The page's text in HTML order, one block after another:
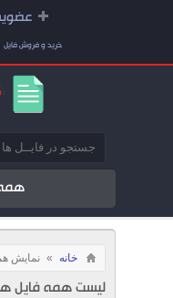
خرید و فروش فایل
خانه » نمایش
لیست همه فایل